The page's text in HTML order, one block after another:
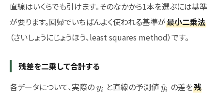
直線はいくらでも引けます。そのなかから1本を選ぶには基準
が要ります。回帰でいちばんよく使われる基準が最小二乗法
（さいしょうにじょうほう、least squares method）です。
残差を二乗して合計する
各データについて、実際のy_i
yi と直線の予測値\hat{y}_i
y
^i の差を残